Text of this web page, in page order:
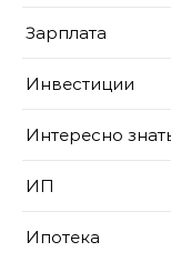
Зарплата
Инвестиции
Интересно
ИП
Ипотека